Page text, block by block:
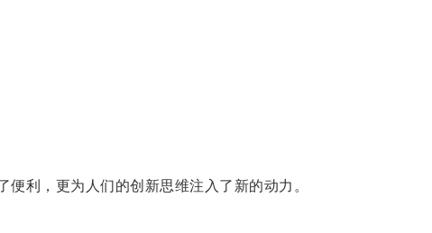
利，更为人们的创新思维注入了新的动力。